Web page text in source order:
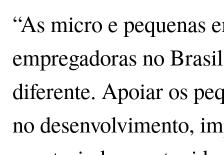
“As micro e pequenas
empregadoras no
diferente. Apoiar os
no desenvolvimento,